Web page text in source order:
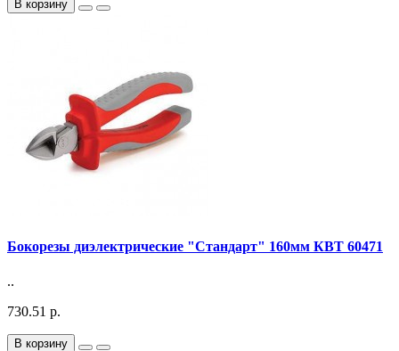
В корзину
Бокорезы диэлектрические "Стандарт" 160мм КВТ 60471
..
730.51 р.
В корзину